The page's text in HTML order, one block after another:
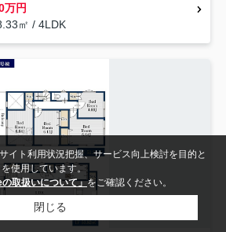
万円
㎡ / 4LDK
イト利用状況把握、サービス向上検討を目的と
使用しています。
の取扱いについて」をご確認ください。
閉じる